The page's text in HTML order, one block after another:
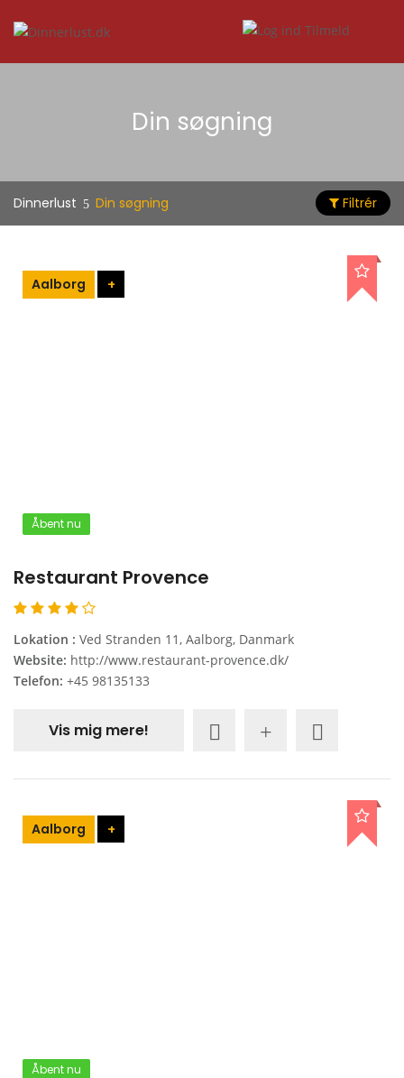
Din søgning
Dinnerlust Din søgning Filtrér
Aalborg +
Åbent nu
Restaurant Provence
Lokation : Ved Stranden 11, Aalborg, Danmark
Website: http://www.restaurant-provence.dk/
Telefon: +45 98135133
Vis mig mere!
Aalborg +
Åbent nu